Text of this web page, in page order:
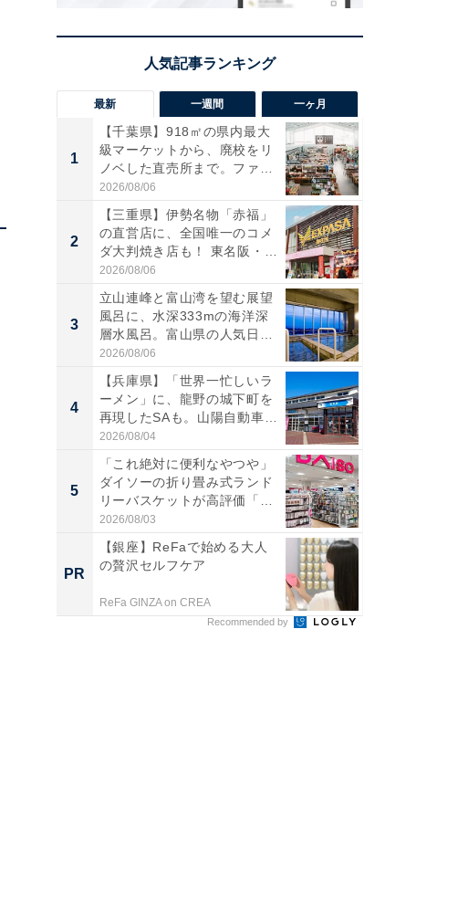
最新 一週間 一ヶ月
1
【千葉県】918㎡の県内最大
級マーケットから、廃校をリ
ノベした直売所まで。ファ
ー...
2026/08/06
2
【三重県】伊勢名物「赤福」
の直営店に、全国唯一のコメ
ダ大判焼き店も！ 東名阪・
伊...
2026/08/06
3
立山連峰と富山湾を望む展望
風呂に、水深333mの海洋深
層水風呂。富山県の人気日
帰...
2026/08/06
4
【兵庫県】「世界一忙しいラ
ーメン」に、龍野の城下町を
再現したSAも。山陽自動車
道...
2026/08/04
5
「これ絶対に便利なやつや」
ダイソーの折り畳み式ランド
リーバスケットが高評価「使
わ...
2026/08/03
PR
【銀座】ReFaで始める大人
の贅沢セルフケア
ReFa GINZA on CREA
Recommended by